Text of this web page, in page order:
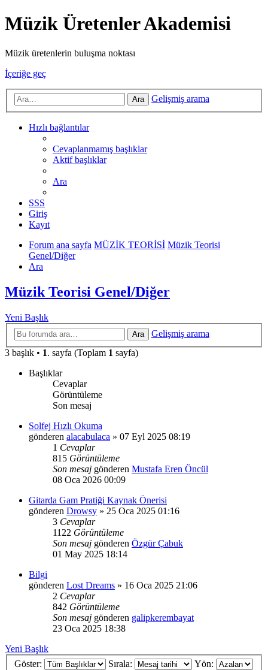
Müzik Üretenler Akademisi
Müzik üretenlerin buluşma noktası
İçeriğe geç
Ara Gelişmiş arama
Hızlı bağlantılar
Cevaplanmamış başlıklar
Aktif başlıklar
Ara
SSS
Giriş
Kayıt
Forum ana sayfa MÜZİK TEORİSİ Müzik Teorisi
Genel/Diğer
Ara
Müzik Teorisi Genel/Diğer
Yeni Başlık
Ara
Gelişmiş arama
3 başlık • 1. sayfa (Toplam 1 sayfa)
Başlıklar
Cevaplar
Görüntüleme
Son mesaj
Solfej Hızlı Okuma
gönderen alacabulaca » 07 Eyl 2025 08:19
1 Cevaplar
815 Görüntüleme
Son mesaj gönderen Mustafa Eren Öncül
08 Oca 2026 00:09
Gitarda Gam Pratiği Kaynak Önerisi
gönderen Drowsy » 25 Oca 2025 01:16
3 Cevaplar
1122 Görüntüleme
Son mesaj gönderen Özgür Çabuk
01 May 2025 18:14
Bilgi
gönderen Lost Dreams » 16 Oca 2025 21:06
2 Cevaplar
842 Görüntüleme
Son mesaj gönderen galipkerembayat
23 Oca 2025 18:38
Yeni Başlık
Göster:
Sırala: Yön: